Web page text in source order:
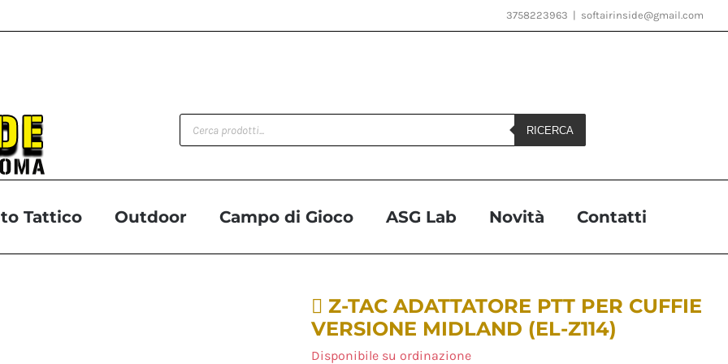
3758223963 softairinside@gmail.com
Products
search
RICERCA
Tattico Outdoor Campo di Gioco ASG Lab Novità Contatti
 Z-TAC ADATTATORE PTT PER CUFFIE
VERSIONE MIDLAND (EL-Z114)
Disponibile su ordinazione